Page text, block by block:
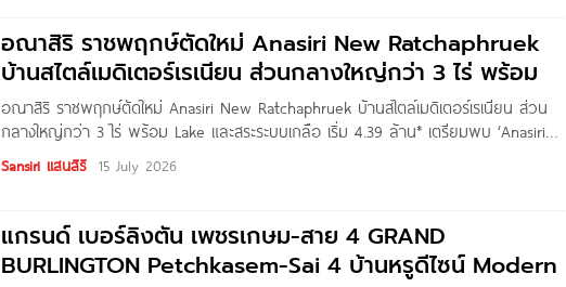
อณาสิริ ราชพฤกษ์ตัดใหม่ Anasiri New Ratchaphruek
บ้านสไตล์เมดิเตอร์เรเนียน ส่วนกลางใหญ่กว่า 3 ไร่ พร้อม
อณาสิริ ราชพฤกษ์ตัดใหม่ Anasiri New Ratchaphruek บ้านสไตล์เมดิเตอร์เรเนียน ส่วน
กลางใหญ่กว่า 3 ไร่ พร้อม Lake และสระระบบเกลือ เริ่ม 4.39 ล้าน* เตรียมพบ ‘Anasiri
ราชพฤกษ์ตัดใหม่’ บ้านแฝดและบ้านเดี่ยว ดีไซน์เมดิเตอร์เรเนียนฟังก์ชันใหม่ให้ความเป็นส่วน
ตัว จาก Sansiri ที่ตั้งโครงการอยู่บน ถ.ราชพฤกษ์-ปทุม ต.บางเดื่อ อ.เมืองปทุมธานี
Sansiri แสนสิริ 15 July 2026
แกรนด์ เบอร์ลิงตัน เพชรเกษม-สาย 4 GRAND
BURLINGTON Petchkasem-Sai 4 บ้านหรูดีไซน์ Modern